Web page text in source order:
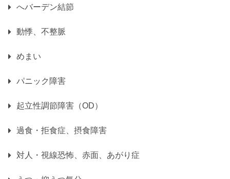
へバーデン結節
動悸、不整脈
めまい
パニック障害
起立性調節障害（OD）
過食・拒食症、摂食障害
対人・視線恐怖、赤面、あがり症